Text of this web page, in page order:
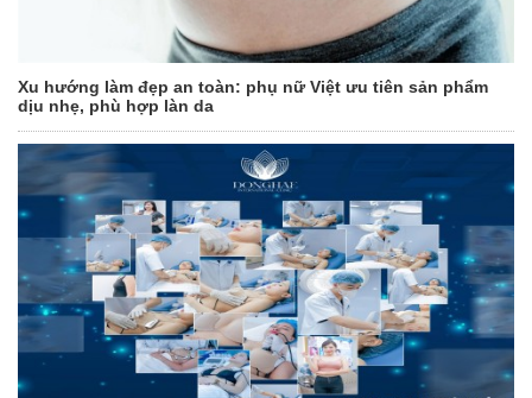
Xu hướng làm đẹp an toàn: phụ nữ Việt ưu tiên sản phẩm
dịu nhẹ, phù hợp làn da